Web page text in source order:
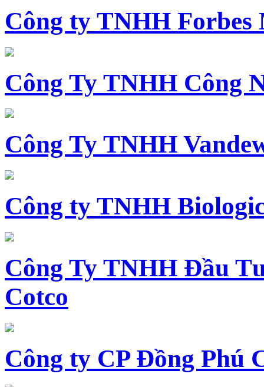
Công ty TNHH
Công Ty TNHH Công
Công Ty TNHH
Công ty TNHH
Công Ty TNHH Đầu
Cotco
Công ty CP Đồng Phú